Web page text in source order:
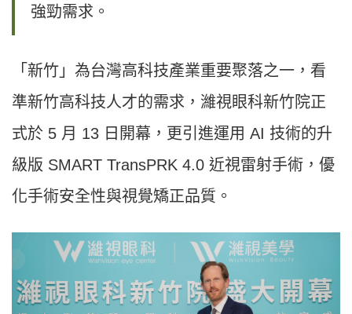
強勁需求。
「新竹」為台灣高科技產業重要聚落之一，看
準新竹高科技人才的需求，濰視眼科新竹院正
式於 5 月 13 日開幕，更引進運用 AI 技術的升
級版 SMART TransPRK 4.0 近視雷射手術，優
化手術安全性與視覺矯正品質。